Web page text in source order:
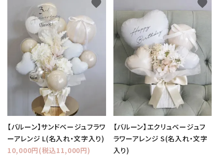
【バルーン】サンドベージュフラワ
ーアレンジ L(名入れ・文字入り)
10,000円(税込11,000円)
favorite
【バルーン】エクリュベージュフ
ラワーアレンジ S(名入れ・文字
入り)
favorite